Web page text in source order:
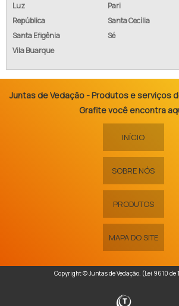
Luz
Pari
República
Santa Cecília
Santa Efigênia
Sé
Vila Buarque
Juntas de Vedação - Produtos e serviços
Grafite você encontra
INÍCIO
SOBRE NÓS
PRODUTOS
MAPA DO SITE
Copyright © Juntas de Vedação. (Lei 9610